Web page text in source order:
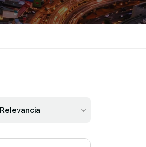
Relevancia